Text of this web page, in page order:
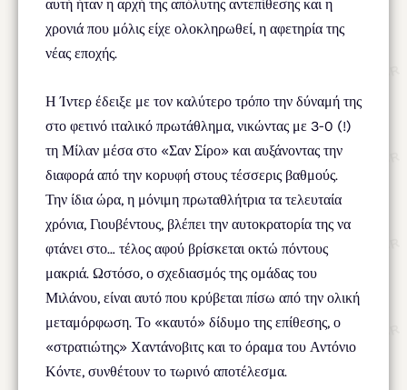
αυτή ήταν η αρχή της απόλυτης αντεπίθεσης και η
χρονιά που μόλις είχε ολοκληρωθεί, η αφετηρία της
νέας εποχής.
Η Ίντερ έδειξε με τον καλύτερο τρόπο την δύναμή της
στο φετινό ιταλικό πρωτάθλημα, νικώντας με 3-0 (!)
τη Μίλαν μέσα στο «Σαν Σίρο» και αυξάνοντας την
διαφορά από την κορυφή στους τέσσερις βαθμούς.
Την ίδια ώρα, η μόνιμη πρωταθλήτρια τα τελευταία
χρόνια, Γιουβέντους, βλέπει την αυτοκρατορία της να
φτάνει στο… τέλος αφού βρίσκεται οκτώ πόντους
μακριά. Ωστόσο, ο σχεδιασμός της ομάδας του
Μιλάνου, είναι αυτό που κρύβεται πίσω από την ολική
μεταμόρφωση. Το «καυτό» δίδυμο της επίθεσης, ο
«στρατιώτης» Χαντάνοβιτς και το όραμα του Αντόνιο
Κόντε, συνθέτουν το τωρινό αποτέλεσμα.